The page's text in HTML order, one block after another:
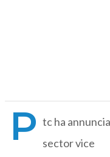
P tc ha
sector vice